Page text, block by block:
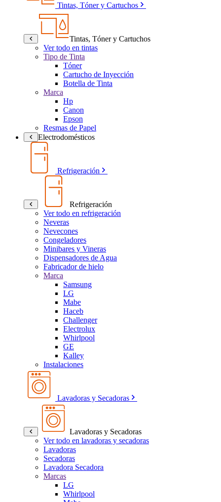
Tintas, Tóner y Cartuchos
Tintas, Tóner y Cartuchos
Ver todo en tintas
Tipo de Tinta
Tóner
Cartucho de Inyección
Botella de Tinta
Marca
Hp
Canon
Epson
Resmas de Papel
Electrodomésticos
Refrigeración
Refrigeración
Ver todo en refrigeración
Neveras
Nevecones
Congeladores
Minibares y Vineras
Dispensadores de Agua
Fabricador de hielo
Marca
Samsung
LG
Mabe
Haceb
Challenger
Electrolux
Whirlpool
GE
Kalley
Instalaciones
Lavadoras y Secadoras
Lavadoras y Secadoras
Ver todo en lavadoras y secadoras
Lavadoras
Secadoras
Lavadora Secadora
Marcas
LG
Whirlpool